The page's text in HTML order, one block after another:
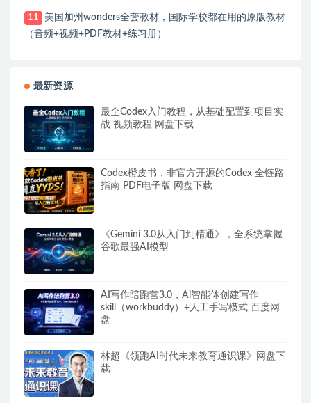
11
美国加州wonders全套教材，国际学校都在用的原版教材
（音频+视频+PDF教材+练习册）
最新资源
最全Codex入门教程，从基础配置到项目实
战 视频教程 网盘下载
Codex橙皮书，非官方开源的Codex 全链路
指南 PDF电子版 网盘下载
《Gemini 3.0从入门到精通》，全系统掌握
谷歌最强AI模型
AI写作陪跑营3.0，Ai智能体创建写作
skill（workbuddy）+人工手写模式 百度网
盘
林超《领跑AI时代未来教育通识课》网盘下
载